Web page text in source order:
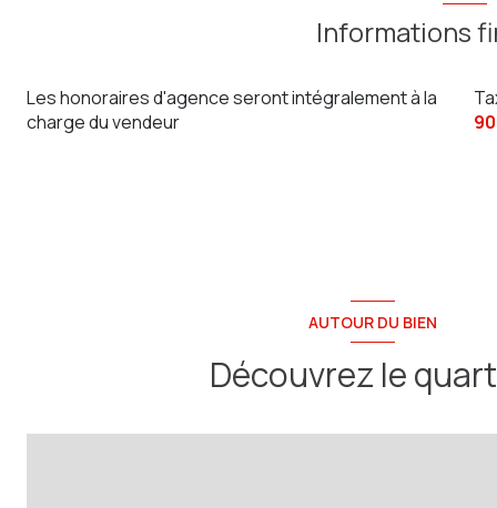
Cave
Entrée
Informations
Les honoraires d'agence seront intégralement à la
charge du vendeur
AUTOUR DU BIEN
Découvrez le